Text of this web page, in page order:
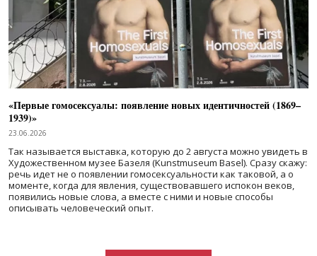
«Первые гомосексуалы: появление новых идентичностей (1869–
1939)»
23.06.2026
Так называется выставка, которую до 2 августа можно увидеть в
Художественном музее Базеля (Kunstmuseum Basel). Сразу скажу:
речь идет не о появлении гомосексуальности как таковой, а о
моменте, когда для явления, существовавшего испокон веков,
появились новые слова, а вместе с ними и новые способы
описывать человеческий опыт.